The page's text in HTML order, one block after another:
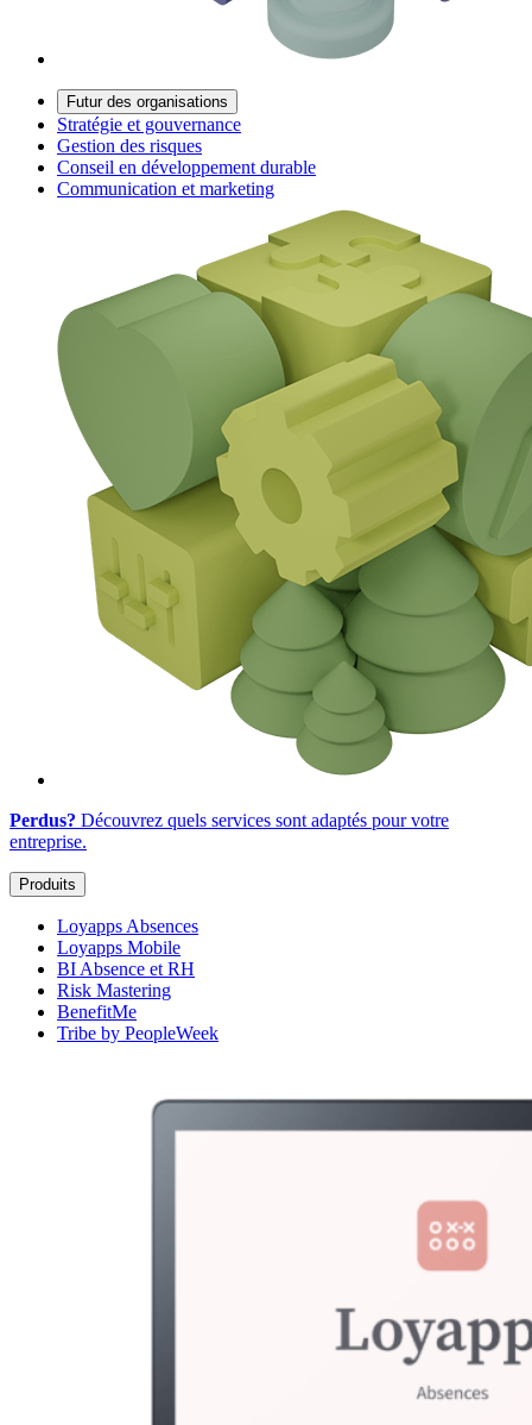
Futur des organisations
Stratégie et gouvernance
Gestion des risques
Conseil en développement durable
Communication et marketing
Perdus? Découvrez quels services sont adaptés pour votre
entreprise.
Produits
Loyapps Absences
Loyapps Mobile
BI Absence et RH
Risk Mastering
BenefitMe
Tribe by PeopleWeek